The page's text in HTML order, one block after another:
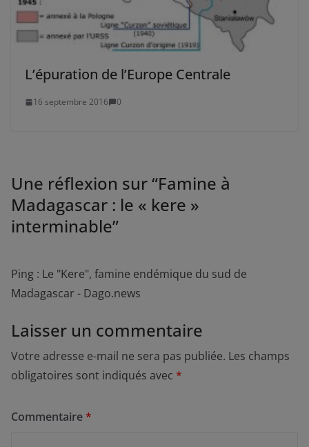
L’épuration de l’Europe Centrale
16 septembre 2016 0
Une réflexion sur “Famine à
Madagascar : le « kere »
interminable”
Ping : Le "Kere", famine endémique du sud de
Madagascar - Dago.news
Laisser un commentaire
Votre adresse e-mail ne sera pas publiée. Les champs
obligatoires sont indiqués avec *
Commentaire*